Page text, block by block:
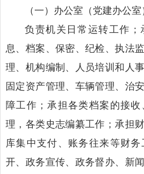
（一）办公室（党建办公室
负责机关日常运转工作；
息、档案、保密、纪检、执法
理、机构编制、人员培训和人
固定资产管理、车辆管理、治
障工作；承担各类档案的接
理，各类史志编纂工作；承担
库集中支付、账务往来等财
开、政务宣传、政务督办、新